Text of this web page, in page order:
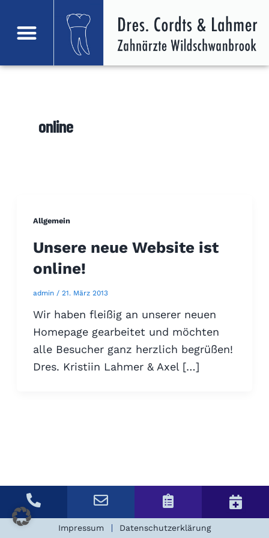
Inhalt
springenMenü
online
Allgemein
Unsere neue Website ist
online!
admin / 21. März 2013
Wir haben fleißig an unserer neuen
Homepage gearbeitet und möchten
alle Besucher ganz herzlich begrüßen!
Dres. Kristiin Lahmer & Axel […]
Impressum Datenschutzerklärung